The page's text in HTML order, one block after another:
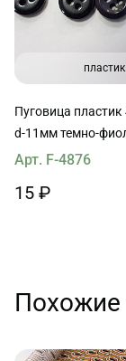
пластик
Пуговица пластик
d-11мм темно-
Арт. F-4876
15 ₽
Похожие